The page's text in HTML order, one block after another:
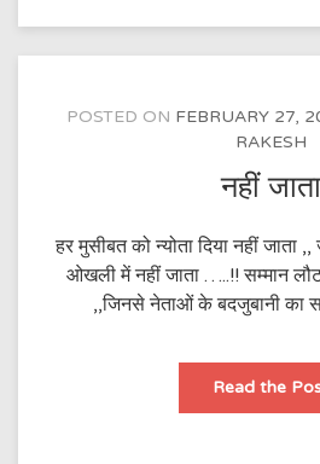
POSTED ON FEBRUARY 27,
RAKESH
नहीं जाता
हर मुसीबत को न्योता दिया नहीं
ओखली में नहीं जाता …..!! सम्मान
,,जिनसे नेताओं के बदजुबानी का
Read the